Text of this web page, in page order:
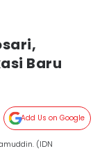
Baru
Add Us on Google
(IDN